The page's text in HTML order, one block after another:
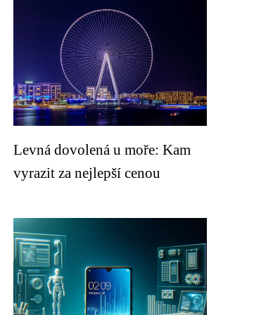
Levná dovolená u moře: Kam
vyrazit za nejlepší cenou